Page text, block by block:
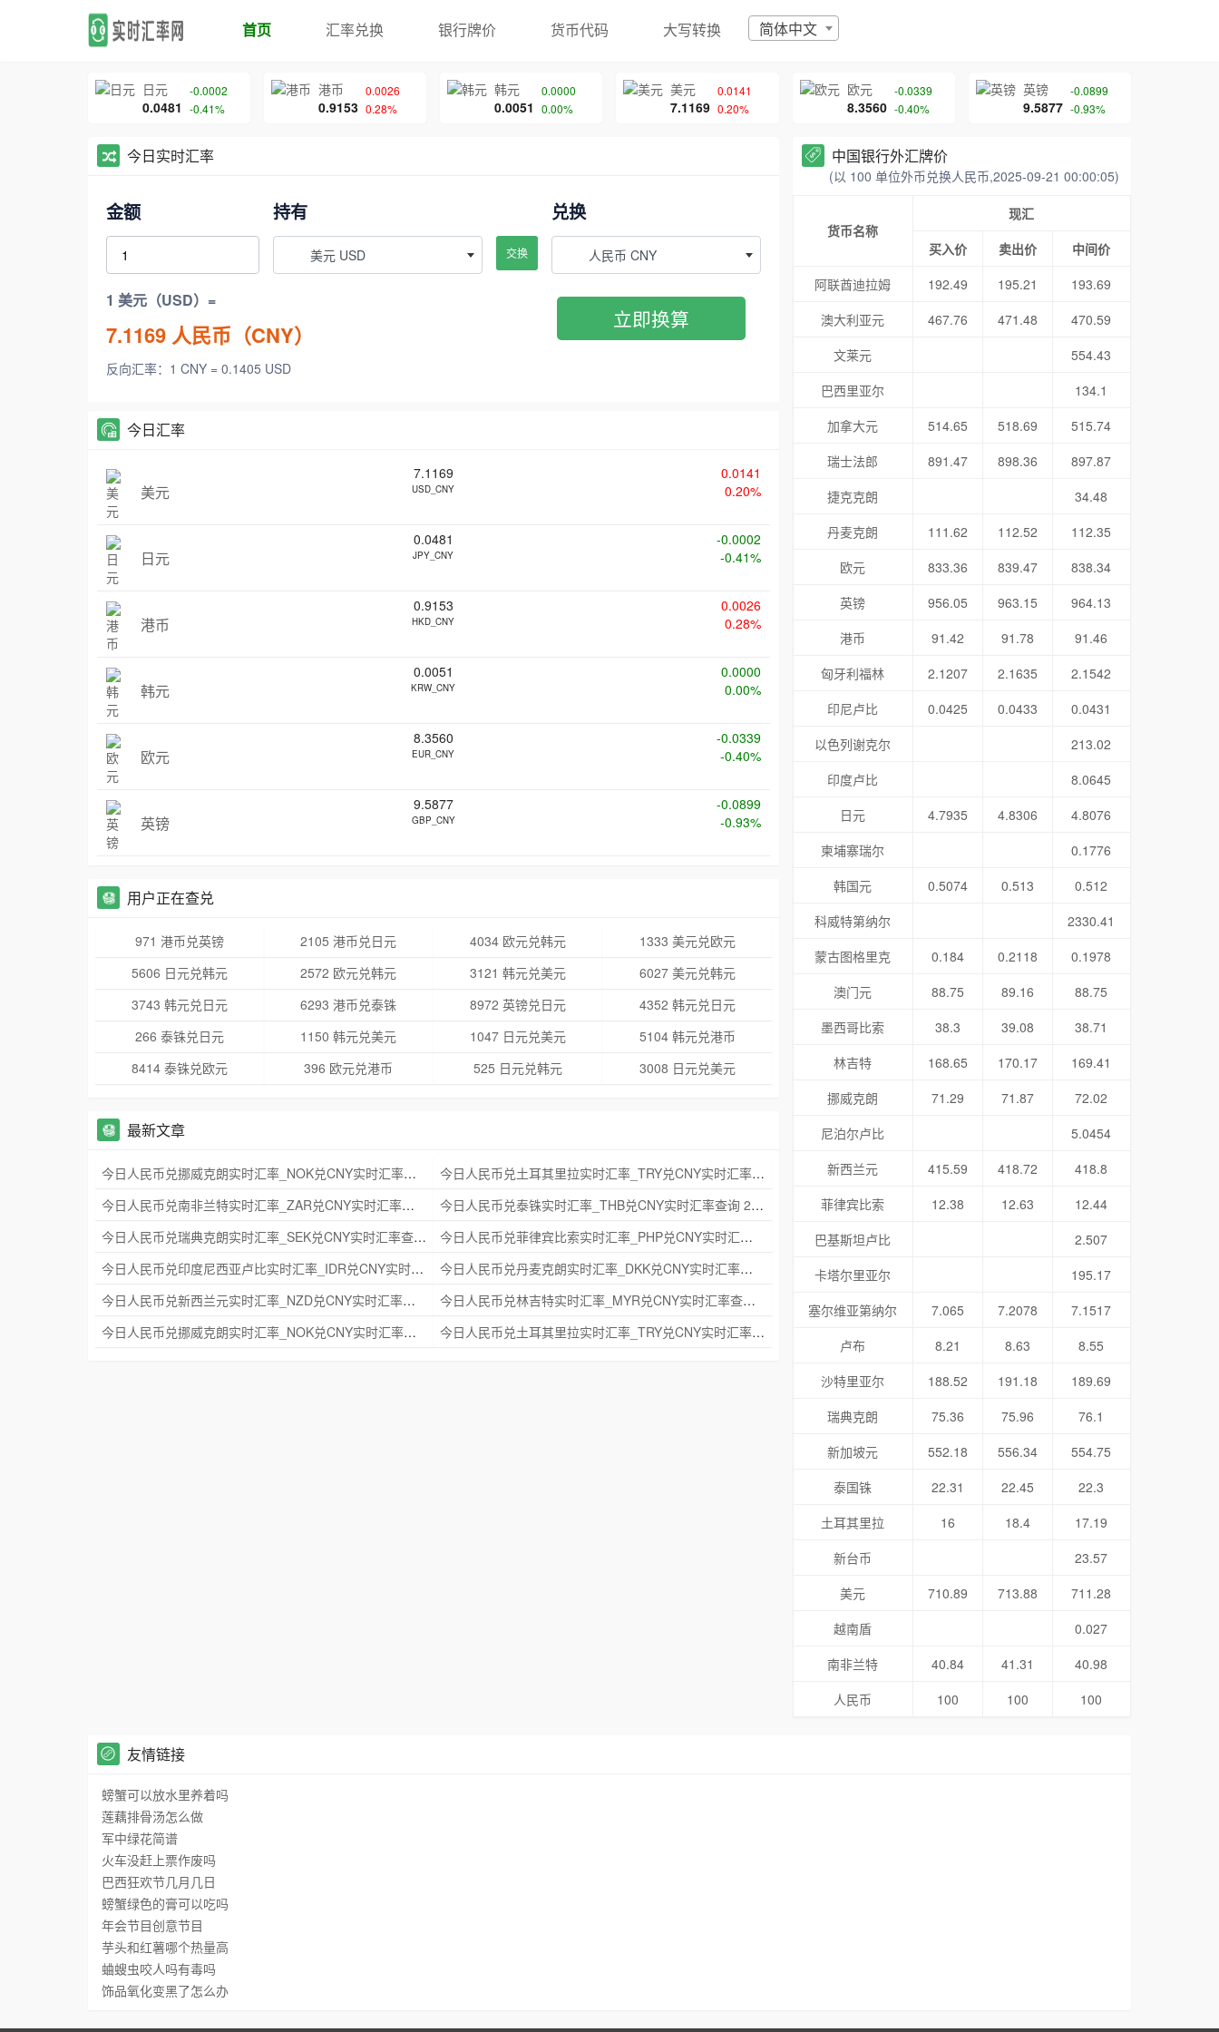
首页 汇率兑换 银行牌价 货币代码 大写转换 简体中文
日元
0.0481
-0.0002
-0.41%
港币
0.9153
0.0026
0.28%
韩元
0.0051
0.0000
0.00%
美元
7.1169
0.0141
0.20%
欧元
8.3560
-0.0339
-0.40%
英镑
9.5877
-0.0899
-0.93%
今日实时汇率
金额 持有
美元 USD 交换
兑换
人民币 CNY
1 美元（USD）=
7.1169 人民币（CNY）
反向汇率：1 CNY = 0.1405 USD
立即换算
今日汇率
美元
7.1169
USD_CNY
0.0141
0.20%
日元
0.0481
JPY_CNY
-0.0002
-0.41%
港币
0.9153
HKD_CNY
0.0026
0.28%
韩元
0.0051
KRW_CNY
0.0000
0.00%
欧元
8.3560
EUR_CNY
-0.0339
-0.40%
英镑
9.5877
GBP_CNY
-0.0899
-0.93%
用户正在查兑
971 港币兑英镑 2105 港币兑日元 4034 欧元兑韩元
1333 美元兑欧元
5606 日元兑韩元
2572 欧元兑韩元 3121 韩元兑美元
6027 美元兑韩元
3743 韩元兑日元
6293 港币兑泰铢 8972 英镑兑日元
4352 韩元兑日元
266 泰铢兑日元
1150 韩元兑美元 1047 日元兑美元
5104 韩元兑港币
8414 泰铢兑欧元
396 欧元兑港币 525 日元兑韩元 3008 日元兑美元
最新文章
今日人民币兑挪威克朗实时汇率_NOK兑CNY实时汇率查询 2025年09月21日
今日人民币兑土耳其里拉实时汇率_TRY兑CNY实时汇率查询 2025年09月21日
今日人民币兑南非兰特实时汇率_ZAR兑CNY实时汇率查询 2025年09月21日
今日人民币兑泰铢实时汇率_THB兑CNY实时汇率查询 2025年09月21日
今日人民币兑瑞典克朗实时汇率_SEK兑CNY实时汇率查询 2025年09月21日
今日人民币兑菲律宾比索实时汇率_PHP兑CNY实时汇率查询 2025年09月21日
今日人民币兑印度尼西亚卢比实时汇率_IDR兑CNY实时汇率查询 2025年09月21日
今日人民币兑丹麦克朗实时汇率_DKK兑CNY实时汇率查询 2025年09月21日
今日人民币兑新西兰元实时汇率_NZD兑CNY实时汇率查询 2025年09月21日
今日人民币兑林吉特实时汇率_MYR兑CNY实时汇率查询 2025年09月21日
今日人民币兑挪威克朗实时汇率_NOK兑CNY实时汇率查询 2025年09月21日
今日人民币兑土耳其里拉实时汇率_TRY兑CNY实时汇率查询 2025年09月21日
中国银行外汇牌价
(以 100 单位外币兑换人民币,2025-09-21 00:00:05)
货币名称
现汇
买入价
卖出价
中间价
阿联酋迪拉姆
192.49 195.21
193.69
澳大利亚元
467.76 471.48
470.59
文莱元
554.43
巴西里亚尔
134.1
加拿大元
514.65 518.69
515.74
瑞士法郎
891.47 898.36
897.87
捷克克朗
34.48
丹麦克朗
111.62 112.52
112.35
欧元
833.36 839.47
838.34
英镑
956.05 963.15
964.13
港币
91.42 91.78
91.46
匈牙利福林
2.1207 2.1635
2.1542
印尼卢比
0.0425 0.0433
0.0431
以色列谢克尔
213.02
印度卢比
8.0645
日元
4.7935 4.8306
4.8076
柬埔寨瑞尔
0.1776
韩国元
0.5074 0.513
0.512
科威特第纳尔
2330.41
蒙古图格里克
0.184 0.2118
0.1978
澳门元
88.75 89.16
88.75
墨西哥比索
38.3 39.08
38.71
林吉特
168.65 170.17
169.41
挪威克朗
71.29 71.87
72.02
尼泊尔卢比
5.0454
新西兰元
415.59 418.72
418.8
菲律宾比索
12.38 12.63
12.44
巴基斯坦卢比
2.507
卡塔尔里亚尔
195.17
塞尔维亚第纳尔
7.065 7.2078
7.1517
卢布
8.21 8.63
8.55
沙特里亚尔
188.52 191.18
189.69
瑞典克朗
75.36 75.96
76.1
新加坡元
552.18 556.34
554.75
泰国铢
22.31 22.45
22.3
土耳其里拉
16 18.4
17.19
新台币
23.57
美元
710.89 713.88
711.28
越南盾
0.027
南非兰特
40.84 41.31
40.98
人民币
100 100 100
友情链接
螃蟹可以放水里养着吗
莲藕排骨汤怎么做
军中绿花简谱
火车没赶上票作废吗
巴西狂欢节几月几日
螃蟹绿色的膏可以吃吗
年会节目创意节目
芋头和红薯哪个热量高
蛐螋虫咬人吗有毒吗
饰品氧化变黑了怎么办